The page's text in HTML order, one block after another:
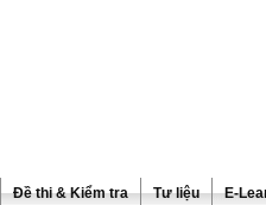
Đề thi & Kiểm tra Tư liệu E-